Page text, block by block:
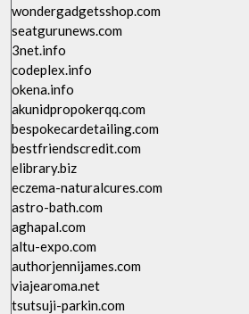
wondergadgetsshop.com
seatgurunews.com
3net.info
codeplex.info
okena.info
akunidpropokerqq.com
bespokecardetailing.com
bestfriendscredit.com
elibrary.biz
eczema-naturalcures.com
astro-bath.com
aghapal.com
altu-expo.com
authorjennijames.com
viajearoma.net
tsutsuji-parkin.com